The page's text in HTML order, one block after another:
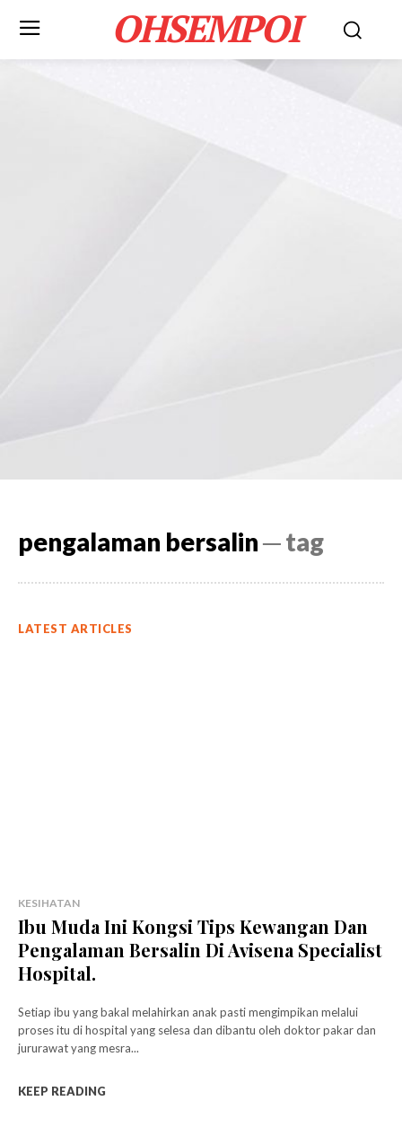
OHSEMPOI
pengalaman bersalin─ tag
LATEST ARTICLES
KESIHATAN
Ibu Muda Ini Kongsi Tips Kewangan Dan
Pengalaman Bersalin Di Avisena Specialist
Hospital.
Setiap ibu yang bakal melahirkan anak pasti mengimpikan melalui
proses itu di hospital yang selesa dan dibantu oleh doktor pakar dan
jururawat yang mesra...
KEEP READING